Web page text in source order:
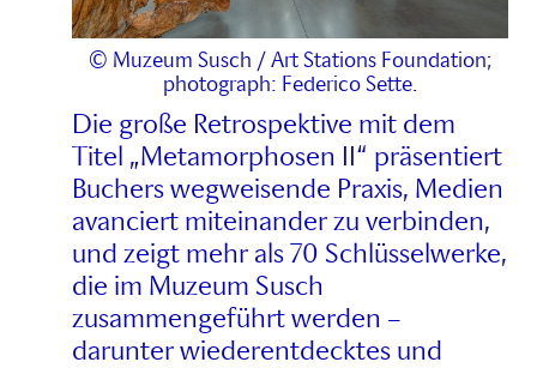
© Muzeum Susch / Art Stations Foundation;
photograph: Federico Sette.
Die große Retrospektive mit dem
Titel „Metamorphosen II“ präsentiert
Buchers wegweisende Praxis, Medien
avanciert miteinander zu verbinden,
und zeigt mehr als 70 Schlüsselwerke,
die im Muzeum Susch
zusammengeführt werden –
darunter wiederentdecktes und